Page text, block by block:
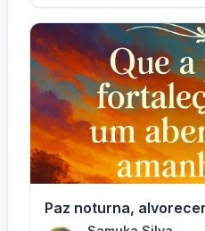
Paz noturna,